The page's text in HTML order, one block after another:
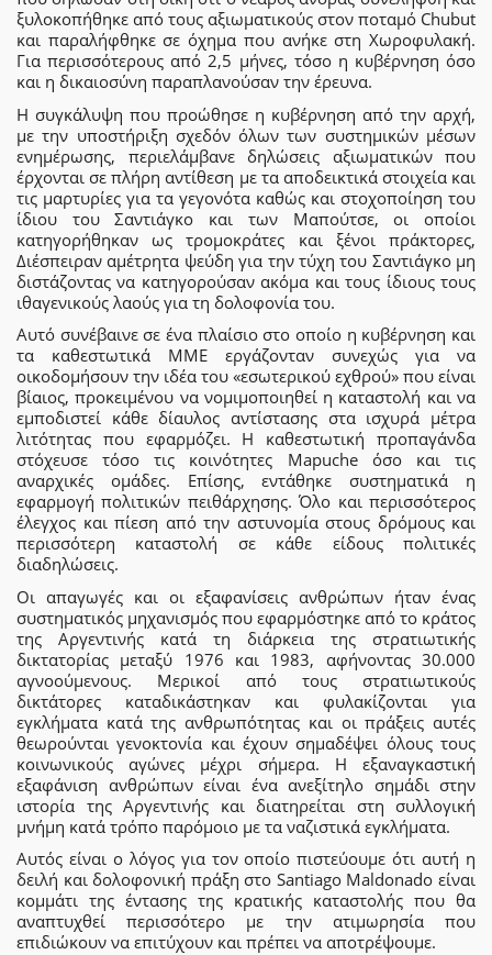
ξυλοκοπήθηκε από τους αξιωματικούς στον ποταμό Chubut
και παραλήφθηκε σε όχημα που ανήκε στη Χωροφυλακή.
Για περισσότερους από 2,5 μήνες, τόσο η κυβέρνηση όσο
και η δικαιοσύνη παραπλανούσαν την έρευνα.
Η συγκάλυψη που προώθησε η κυβέρνηση από την αρχή,
με την υποστήριξη σχεδόν όλων των συστημικών μέσων
ενημέρωσης, περιελάμβανε δηλώσεις αξιωματικών που
έρχονται σε πλήρη αντίθεση με τα αποδεικτικά στοιχεία και
τις μαρτυρίες για τα γεγονότα καθώς και στοχοποίηση του
ίδιου του Σαντιάγκο και των Μαπούτσε, οι οποίοι
κατηγορήθηκαν ως τρομοκράτες και ξένοι πράκτορες,
Διέσπειραν αμέτρητα ψεύδη για την τύχη του Σαντιάγκο μη
διστάζοντας να κατηγορούσαν ακόμα και τους ίδιους τους
ιθαγενικούς λαούς για τη δολοφονία του.
Αυτό συνέβαινε σε ένα πλαίσιο στο οποίο η κυβέρνηση και
τα καθεστωτικά ΜΜΕ εργάζονταν συνεχώς για να
οικοδομήσουν την ιδέα του «εσωτερικού εχθρού» που είναι
βίαιος, προκειμένου να νομιμοποιηθεί η καταστολή και να
εμποδιστεί κάθε δίαυλος αντίστασης στα ισχυρά μέτρα
λιτότητας που εφαρμόζει. Η καθεστωτική προπαγάνδα
στόχευσε τόσο τις κοινότητες Mapuche όσο και τις
αναρχικές ομάδες. Επίσης, εντάθηκε συστηματικά η
εφαρμογή πολιτικών πειθάρχησης. Όλο και περισσότερος
έλεγχος και πίεση από την αστυνομία στους δρόμους και
περισσότερη καταστολή σε κάθε είδους πολιτικές
διαδηλώσεις.
Οι απαγωγές και οι εξαφανίσεις ανθρώπων ήταν ένας
συστηματικός μηχανισμός που εφαρμόστηκε από το κράτος
της Αργεντινής κατά τη διάρκεια της στρατιωτικής
δικτατορίας μεταξύ 1976 και 1983, αφήνοντας 30.000
αγνοούμενους. Μερικοί από τους στρατιωτικούς
δικτάτορες καταδικάστηκαν και φυλακίζονται για
εγκλήματα κατά της ανθρωπότητας και οι πράξεις αυτές
θεωρούνται γενοκτονία και έχουν σημαδέψει όλους τους
κοινωνικούς αγώνες μέχρι σήμερα. Η εξαναγκαστική
εξαφάνιση ανθρώπων είναι ένα ανεξίτηλο σημάδι στην
ιστορία της Αργεντινής και διατηρείται στη συλλογική
μνήμη κατά τρόπο παρόμοιο με τα ναζιστικά εγκλήματα.
Αυτός είναι ο λόγος για τον οποίο πιστεύουμε ότι αυτή η
δειλή και δολοφονική πράξη στο Santiago Maldonado είναι
κομμάτι της έντασης της κρατικής καταστολής που θα
αναπτυχθεί περισσότερο με την ατιμωρησία που
επιδιώκουν να επιτύχουν και πρέπει να αποτρέψουμε.